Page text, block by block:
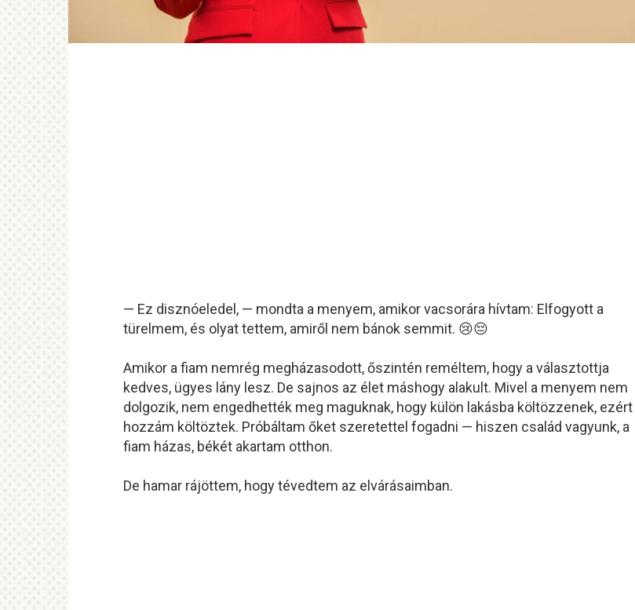
— Ez disznóeledel, — mondta a menyem, amikor vacsorára hívtam: Elfogyott a
türelmem, és olyat tettem, amiről nem bánok semmit. 😢😔
Amikor a fiam nemrég megházasodott, őszintén reméltem, hogy a választottja
kedves, ügyes lány lesz. De sajnos az élet máshogy alakult. Mivel a menyem nem
dolgozik, nem engedhették meg maguknak, hogy külön lakásba költözzenek, ezért
hozzám költöztek. Próbáltam őket szeretettel fogadni — hiszen család vagyunk, a
fiam házas, békét akartam otthon.
De hamar rájöttem, hogy tévedtem az elvárásaimban.